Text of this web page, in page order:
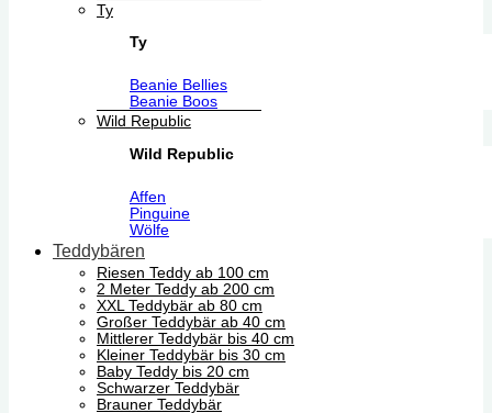
Ty
Ty
Beanie Bellies
Beanie Boos
Wild Republic
Wild Republic
Affen
Pinguine
Wölfe
Teddybären
Riesen Teddy ab 100 cm
2 Meter Teddy ab 200 cm
XXL Teddybär ab 80 cm
Großer Teddybär ab 40 cm
Mittlerer Teddybär bis 40 cm
Kleiner Teddybär bis 30 cm
Baby Teddy bis 20 cm
Schwarzer Teddybär
Brauner Teddybär